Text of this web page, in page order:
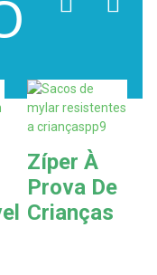
Zíper À
Prova De
Crianças